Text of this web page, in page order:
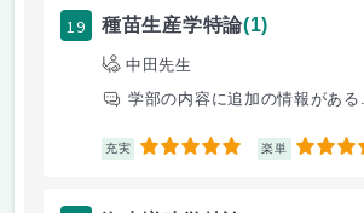
19 種苗生産学特論(1)
中田先生
学部の内容に追加の情報がある
充実 5 楽単 5